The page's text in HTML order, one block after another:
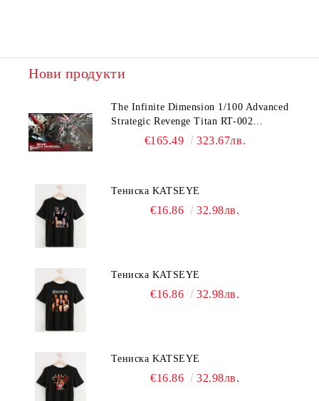
Нови продукти
The Infinite Dimension 1/100 Advanced
Strategic Revenge Titan RT-002
Nemesis€165.49 323.67лв.
Тениска KATSEYE
€16.86 32.98лв.
Тениска KATSEYE
€16.86 32.98лв.
Тениска KATSEYE
€16.86 32.98лв.